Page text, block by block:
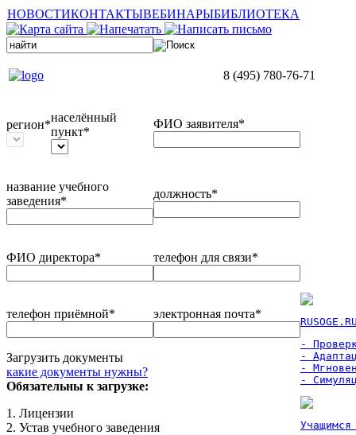
НОВОСТИКОНТАКТЫВЕБИНАРЫБИБЛИОТЕКА
8 (495) 780-76-71
регион*
населённый
пункт*
ФИО заявителя*
название учебного
заведения*
должность*
ФИО директора* телефон для связи*
телефон приёмной* электронная почта*
Загрузить документы
какие документы нужны?
Обязательны к загрузке:
1. Лицензии
2. Устав учебного заведения
-
-
-
-